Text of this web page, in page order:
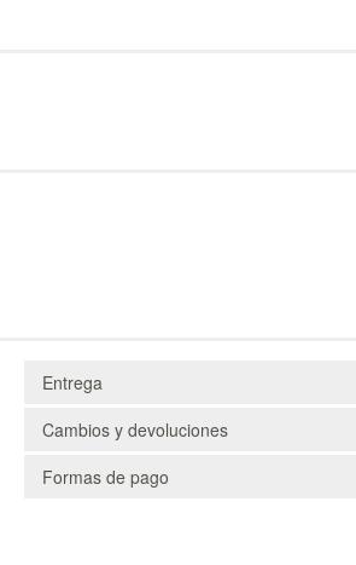
Entrega
Cambios y devoluciones
Formas de pago